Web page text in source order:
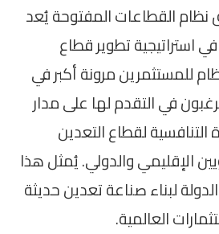
نظام القطاعات المفتوحة يُعد
استراتيجية تطوير قطاع
للمستثمرين مرونة أكبر في
في التقدم لها على مدار
التنافسية لقطاع التعدين
الإقليمي والدولي. يُمثل هذا
لبناء صناعة تعدين حديثة
العالمية.